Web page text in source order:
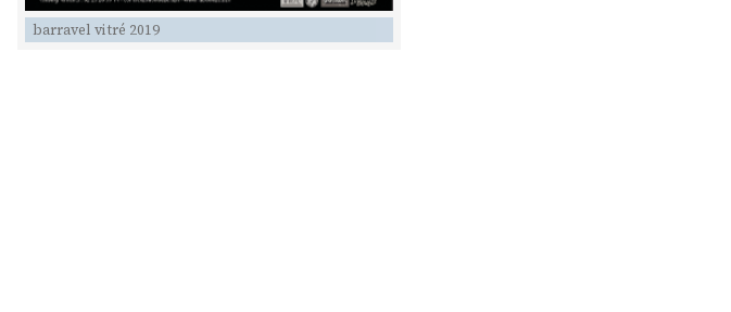
barravel vitré 2019